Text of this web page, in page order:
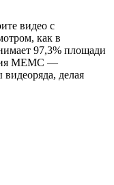
видео с
как в
97,3% площади
MEMC —
делая